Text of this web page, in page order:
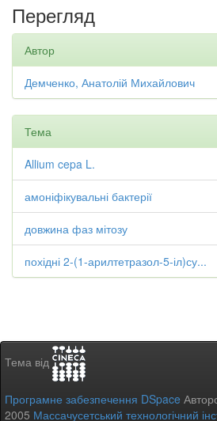
Перегляд
Автор
Демченко, Анатолій Михайлович
Тема
Allium cepa L.
амоніфікувальні бактерії
довжина фаз мітозу
похідні 2-(1-арилтетразол-5-іл)су...
Тема від
Програмне забезпечення DSpace
2005 Массачусетський технологічний